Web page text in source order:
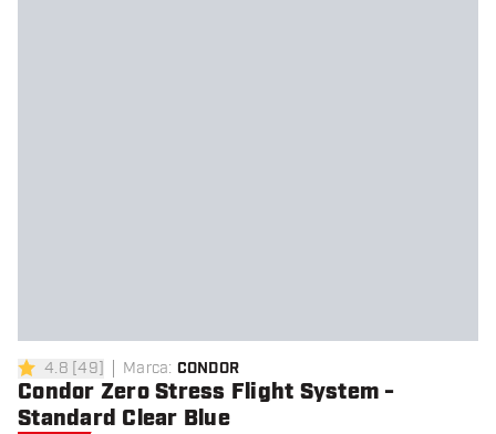
4.8 stelle di valutazione
4.8 [49] Marca: CONDOR
Condor Zero Stress Flight System -
Standard Clear Blue